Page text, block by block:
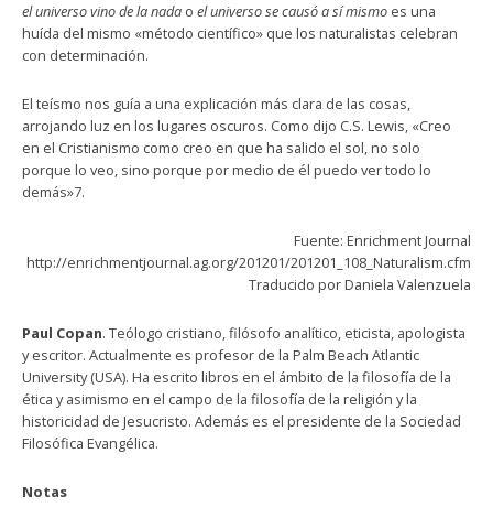
el universo vino de la nada o el universo se causó a sí mismo es una
huída del mismo «método científico» que los naturalistas celebran
con determinación.
El teísmo nos guía a una explicación más clara de las cosas,
arrojando luz en los lugares oscuros. Como dijo C.S. Lewis, «Creo
en el Cristianismo como creo en que ha salido el sol, no solo
porque lo veo, sino porque por medio de él puedo ver todo lo
demás»7.
Fuente: Enrichment Journal
http://enrichmentjournal.ag.org/201201/201201_108_Naturalism.cfm
Traducido por Daniela Valenzuela
Paul Copan. Teólogo cristiano, filósofo analítico, eticista, apologista
y escritor. Actualmente es profesor de la Palm Beach Atlantic
University (USA). Ha escrito libros en el ámbito de la filosofía de la
ética y asimismo en el campo de la filosofía de la religión y la
historicidad de Jesucristo. Además es el presidente de la Sociedad
Filosófica Evangélica.
Notas